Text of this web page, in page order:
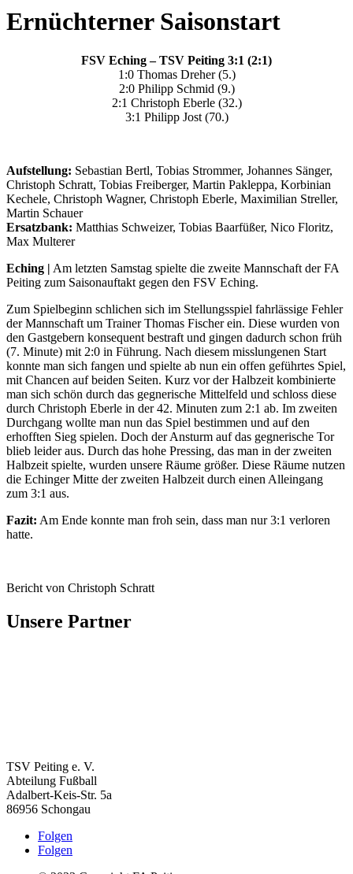
Ernüchterner Saisonstart
FSV Eching – TSV Peiting 3:1 (2:1)
1:0 Thomas Dreher (5.)
2:0 Philipp Schmid (9.)
2:1 Christoph Eberle (32.)
3:1 Philipp Jost (70.)
Aufstellung: Sebastian Bertl, Tobias Strommer, Johannes Sänger,
Christoph Schratt, Tobias Freiberger, Martin Pakleppa, Korbinian
Kechele, Christoph Wagner, Christoph Eberle, Maximilian Streller,
Martin Schauer
Ersatzbank: Matthias Schweizer, Tobias Baarfüßer, Nico Floritz,
Max Multerer
Eching | Am letzten Samstag spielte die zweite Mannschaft der FA
Peiting zum Saisonauftakt gegen den FSV Eching.
Zum Spielbeginn schlichen sich im Stellungsspiel fahrlässige Fehler
der Mannschaft um Trainer Thomas Fischer ein. Diese wurden von
den Gastgebern konsequent bestraft und gingen dadurch schon früh
(7. Minute) mit 2:0 in Führung. Nach diesem misslungenen Start
konnte man sich fangen und spielte ab nun ein offen geführtes Spiel,
mit Chancen auf beiden Seiten. Kurz vor der Halbzeit kombinierte
man sich schön durch das gegnerische Mittelfeld und schloss diese
durch Christoph Eberle in der 42. Minuten zum 2:1 ab. Im zweiten
Durchgang wollte man nun das Spiel bestimmen und auf den
erhofften Sieg spielen. Doch der Ansturm auf das gegnerische Tor
blieb leider aus. Durch das hohe Pressing, das man in der zweiten
Halbzeit spielte, wurden unsere Räume größer. Diese Räume nutzen
die Echinger Mitte der zweiten Halbzeit durch einen Alleingang
zum 3:1 aus.
Fazit: Am Ende konnte man froh sein, dass man nur 3:1 verloren
hatte.
Bericht von Christoph Schratt
Unsere Partner
TSV Peiting e. V.
Abteilung Fußball
Adalbert-Keis-Str. 5a
86956 Schongau
Folgen
Folgen